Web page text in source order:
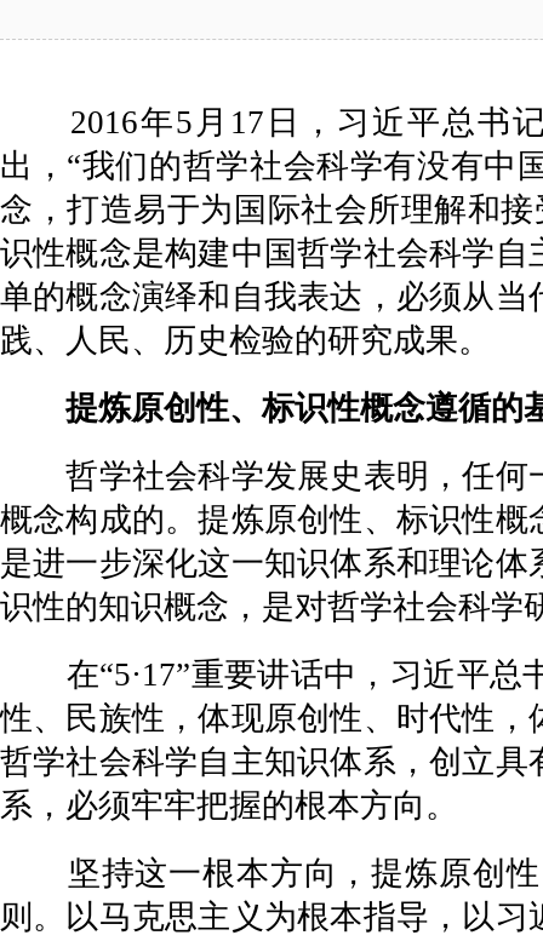
2016年5月17日，习近平总书记
出，“我们的哲学社会科学有没有中
念，打造易于为国际社会所理解和
识性概念是构建中国哲学社会科学
单的概念演绎和自我表达，必须从
践、人民、历史检验的研究成果。
提炼原创性、标识性概念遵循的
哲学社会科学发展史表明，任何
概念构成的。提炼原创性、标识性
是进一步深化这一知识体系和理论
识性的知识概念，是对哲学社会科学
在“5·17”重要讲话中，习近平总
性、民族性，体现原创性、时代性
哲学社会科学自主知识体系，创立
系，必须牢牢把握的根本方向。
坚持这一根本方向，提炼原创性
则。以马克思主义为根本指导，以